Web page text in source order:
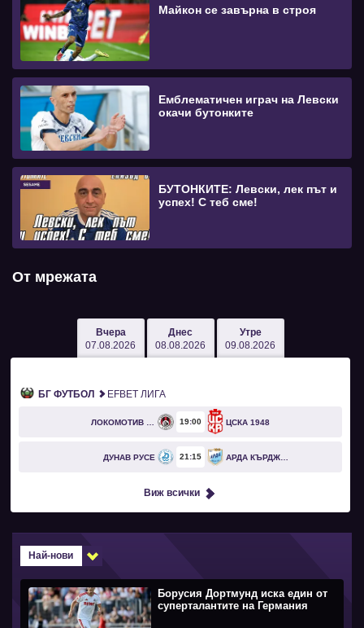
Майкон се завърна в строя
Емблематичен играч на Левски
окачи бутонките
БУТОНКИТЕ: Левски, лек път и
успех! С теб сме!
От мрежата
Вчера
07.08.2026
Днес
08.08.2026
Утре
09.08.2026
БГ ФУТБОЛ EFBET ЛИГА
19 00 ЦСКА 1948
ДУНАВ РУСЕ 21 15 АРДА КЪРДЖАЛИ
Виж всички
Най-нови
Борусия Дортмунд иска един от
суперталантите на Германия